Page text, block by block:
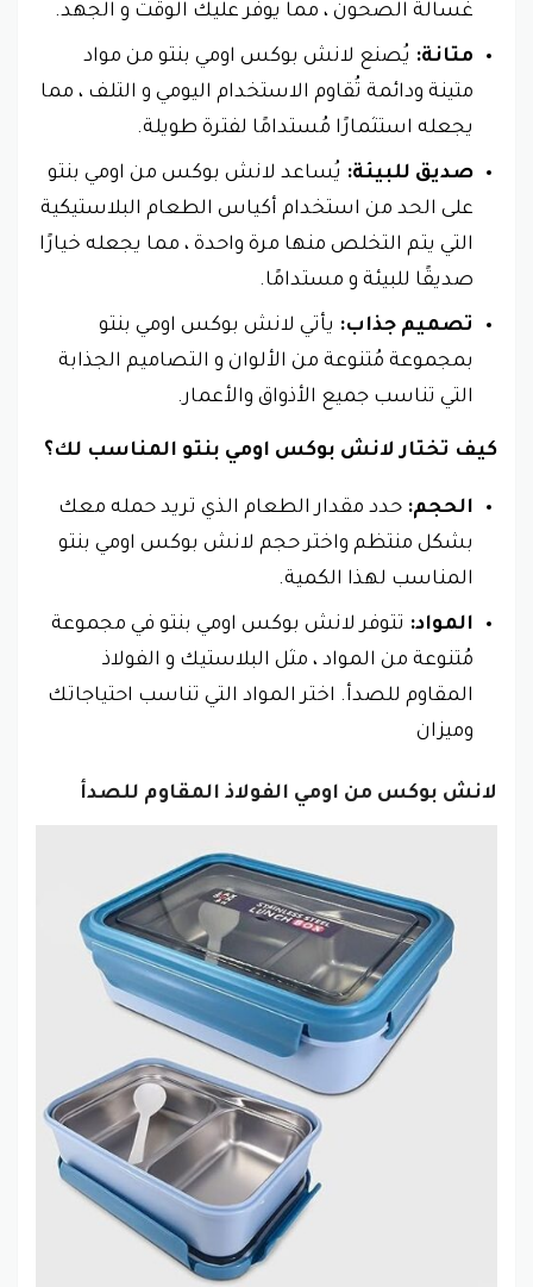
غسالة الصحون ، مما يوفر عليك الوقت و الجهد.
متانة: يُصنع لانش بوكس اومي بنتو من مواد
متينة ودائمة تُقاوم الاستخدام اليومي و التلف ، مما
يجعله استثمارًا مُستدامًا لفترة طويلة.
صديق للبيئة: يُساعد لانش بوكس من اومي بنتو
على الحد من استخدام أكياس الطعام البلاستيكية
التي يتم التخلص منها مرة واحدة ، مما يجعله خيارًا
صديقًا للبيئة و مستدامًا.
تصميم جذاب: يأتي لانش بوكس اومي بنتو
بمجموعة مُتنوعة من الألوان و التصاميم الجذابة
التي تناسب جميع الأذواق والأعمار.
كيف تختار لانش بوكس اومي بنتو المناسب لك؟
الحجم: حدد مقدار الطعام الذي تريد حمله معك
بشكل منتظم واختر حجم لانش بوكس اومي بنتو
المناسب لهذا الكمية.
المواد: تتوفر لانش بوكس اومي بنتو في مجموعة
مُتنوعة من المواد ، مثل البلاستيك و الفولاذ
المقاوم للصدأ. اختر المواد التي تناسب احتياجاتك
وميزان
لانش بوكس من اومي الفولاذ المقاوم للصدأ